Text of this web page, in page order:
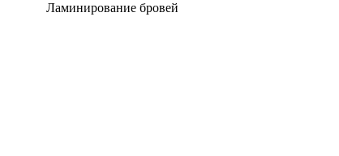
Ламинирование бровей